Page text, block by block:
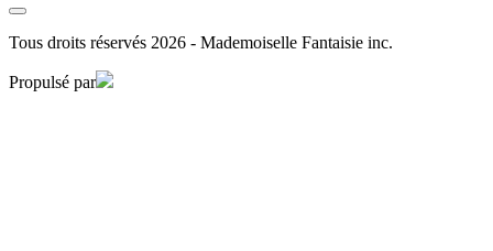
Tous droits réservés 2026 - Mademoiselle Fantaisie inc.
Propulsé par